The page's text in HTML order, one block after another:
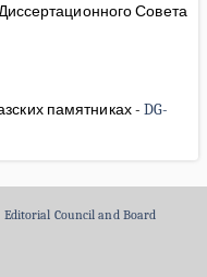
Совета
памятниках- DG-
Editorial Council and Board